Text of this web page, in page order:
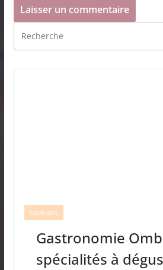
TOURISME
Gastronomie
spécialités à